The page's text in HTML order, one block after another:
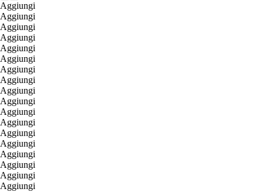
Aggiungi
Aggiungi
Aggiungi
Aggiungi
Aggiungi
Aggiungi
Aggiungi
Aggiungi
Aggiungi
Aggiungi
Aggiungi
Aggiungi
Aggiungi
Aggiungi
Aggiungi
Aggiungi
Aggiungi
Aggiungi